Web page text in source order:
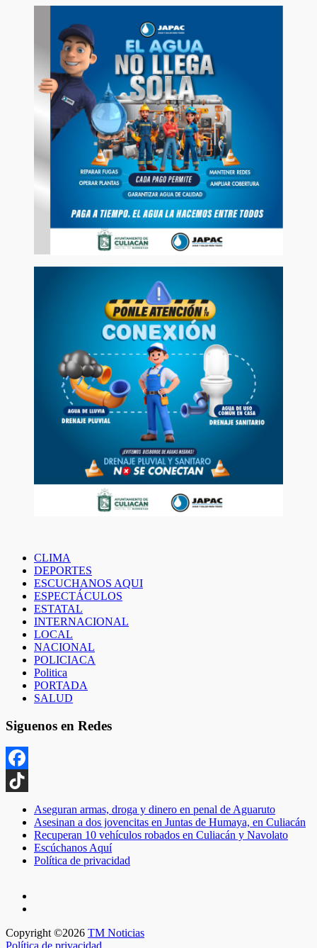
CLIMA
DEPORTES
ESCUCHANOS AQUI
ESPECTÁCULOS
ESTATAL
INTERNACIONAL
LOCAL
NACIONAL
POLICIACA
Politica
PORTADA
SALUD
Siguenos en Redes
Facebook
TikTok
Aseguran armas, droga y dinero en penal de Aguaruto
Asesinan a dos jovencitas en Juntas de Humaya, en Culiacán
Recuperan 10 vehículos robados en Culiacán y Navolato
Escúchanos Aquí
Política de privacidad
Copyright ©2026 TM Noticias